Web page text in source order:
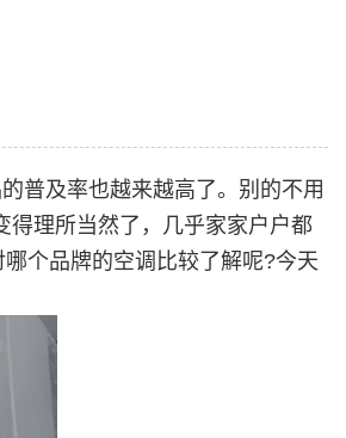
普及率也越来越高了。别的不用
理所当然了，几乎家家户户都
个品牌的空调比较了解呢?今天